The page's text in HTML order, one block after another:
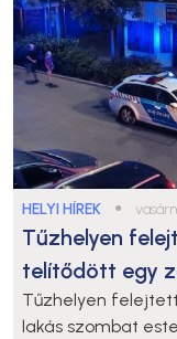
HELYI HÍREK ●
Tűzhelyen
telítődött egy
Tűzhelyen
lakás szombat